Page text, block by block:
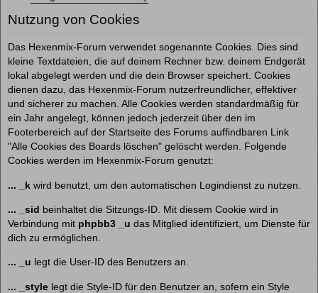
Nutzung von Cookies
Das Hexenmix-Forum verwendet sogenannte Cookies. Dies sind
kleine Textdateien, die auf deinem Rechner bzw. deinem Endgerät
lokal abgelegt werden und die dein Browser speichert. Cookies
dienen dazu, das Hexenmix-Forum nutzerfreundlicher, effektiver
und sicherer zu machen. Alle Cookies werden standardmäßig für
ein Jahr angelegt, können jedoch jederzeit über den im
Footerbereich auf der Startseite des Forums auffindbaren Link
"Alle Cookies des Boards löschen" gelöscht werden. Folgende
Cookies werden im Hexenmix-Forum genutzt:
... _k wird benutzt, um den automatischen Logindienst zu nutzen.
... _sid beinhaltet die Sitzungs-ID. Mit diesem Cookie wird in
Verbindung mit phpbb3 _u das Mitglied identifiziert, um Dienste für
dich zu ermöglichen.
... _u legt die User-ID des Benutzers an.
... _style legt die Style-ID für den Benutzer an, sofern ein Style